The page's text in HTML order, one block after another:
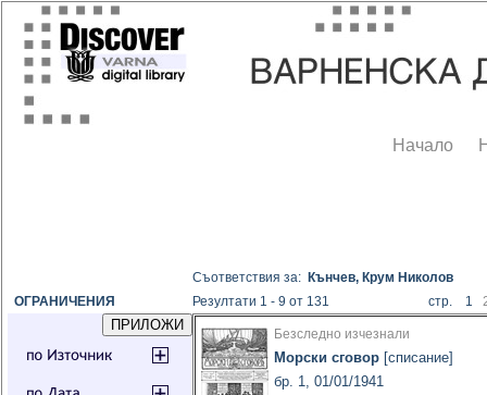
Начало
ОГРАНИЧЕНИЯ
Съответствия за: Кънчев, Крум Николов
Резултати 1 - 9 от 131
стр. 1
Безследно изчезнали
Морски сговор [списание]
бр. 1, 01/01/1941